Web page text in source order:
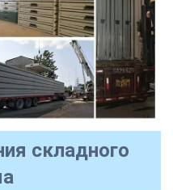
складного